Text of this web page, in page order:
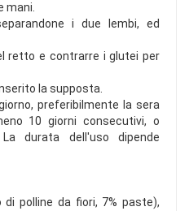
mani.
i due lembi, ed
retto e contrarre i glutei per
la supposta.
preferibilmente la sera
10 giorni consecutivi, o
durata dell'uso dipende
polline da fiori, 7% paste),